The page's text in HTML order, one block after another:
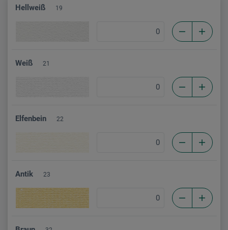
Hellweiß 19
Weiß 21
Elfenbein 22
Antik 23